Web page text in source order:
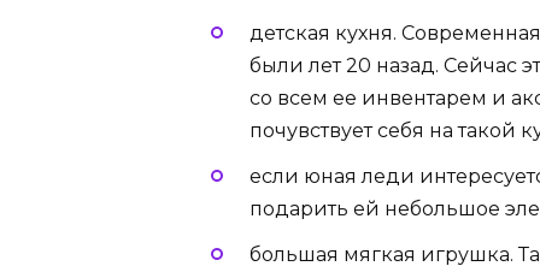
детская кухня.
были лет 20 назад. Сейчас
со всем ее инвентарем и
почувствует себя на такой
если юная леди
подарить ей небольшое
большая мягкая игрушка.